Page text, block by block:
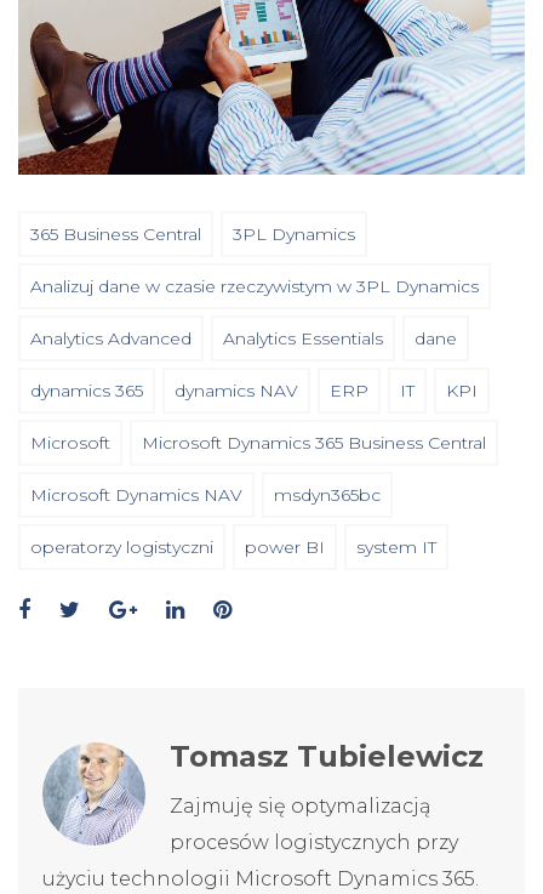
365 Business Central 3PL Dynamics
Analizuj dane w czasie rzeczywistym w 3PL Dynamics
Analytics Advanced Analytics Essentials dane
dynamics 365 dynamics NAV ERP IT KPI
Microsoft Microsoft Dynamics 365 Business Central
Microsoft Dynamics NAV msdyn365bc
operatorzy logistyczni power BI system IT
Tomasz Tubielewicz
Zajmuję się optymalizacją
procesów logistycznych przy
użyciu technologii Microsoft Dynamics 365.